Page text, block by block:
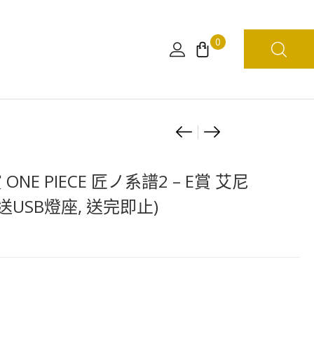
0
Product
[日
一
番
索
毛
公
PIECE 匠ノ系譜2 – E賞 艾尼
USB燈座, 送完即止)